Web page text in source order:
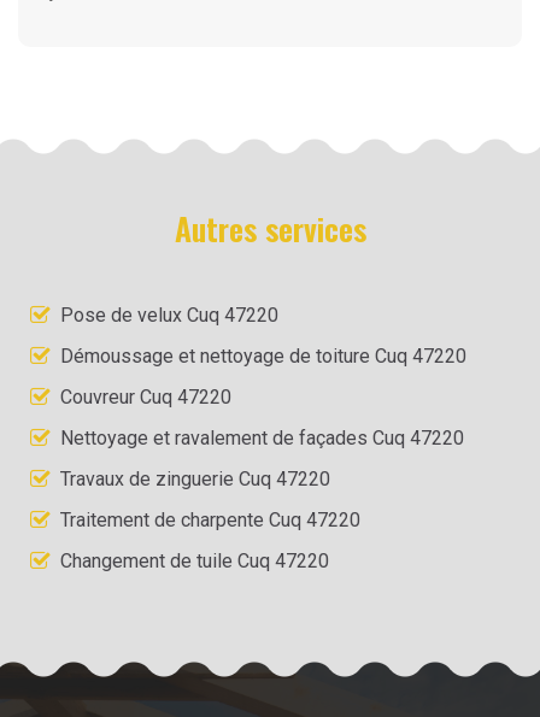
Autres services
Pose de velux Cuq 47220
Démoussage et nettoyage de toiture Cuq 47220
Couvreur Cuq 47220
Nettoyage et ravalement de façades Cuq 47220
Travaux de zinguerie Cuq 47220
Traitement de charpente Cuq 47220
Changement de tuile Cuq 47220